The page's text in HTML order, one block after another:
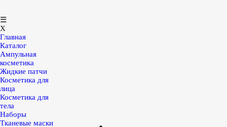
☰
X
Главная
Каталог
Ампульная
косметика
Жидкие патчи
Косметика для
лица
Косметика для
тела
Наборы
Тканевые маски